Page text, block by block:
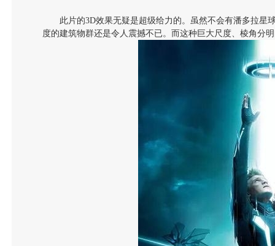
此片的3D效果无疑是超级给力的。虽然不会有潘多拉星
度的建筑物群还是令人震撼不已。而这种巨大尺度、棱角分